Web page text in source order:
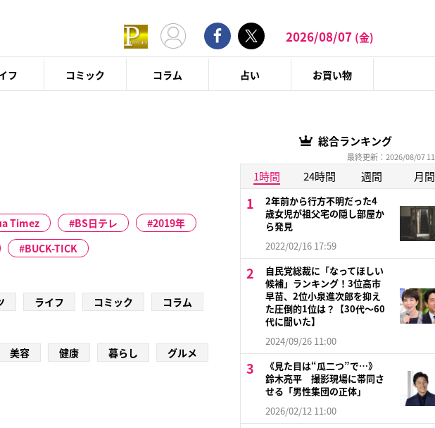
2026/08/07 (金)
フ コミック コラム 占い お買い物
Timez BS日テレ
2019年
BUCK-TICK
ライフ コミック
コラム
美容 健康 暮らし グルメ
総合ランキング
最終更新：2026/08/07
1時間 24時間 週間 月間
2年前から行方不明だった4
歳女児が祖父宅の隠し部屋か
ら発見
2022/02/16 17:59
自民党総裁に「なってほしい
候補」ランキング！3位高市
早苗、2位小泉進次郎を抑え
た圧倒的1位は？【30代〜60
代に聞いた】
2024/09/26 11:00
《見た目は“瓜二つ”で…》
鈴木亮平 撮影現場に帯同さ
せる「男性集団の正体」
2026/02/12 11:00